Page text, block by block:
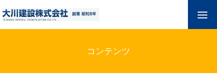
コンテンツ